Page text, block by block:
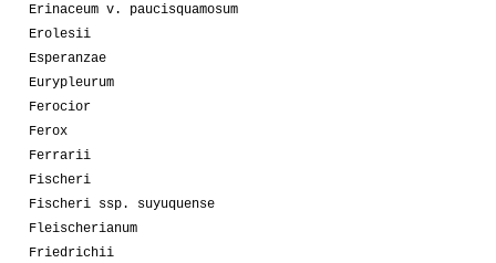
Erinaceum v. paucisquamosum
Erolesii
Esperanzae
Eurypleurum
Ferocior
Ferox
Ferrarii
Fischeri
Fischeri ssp. suyuquense
Fleischerianum
Friedrichii